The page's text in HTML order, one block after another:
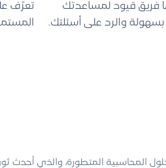
فريق قيود لمساعدتك
والرد على أسئلتك.
تعرّف
المحاسبية المتطورة، والذي أحدث